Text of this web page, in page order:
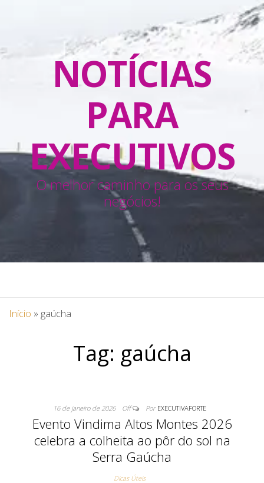
NOTÍCIAS
PARA
EXECUTIVOS
O melhor caminho para os seus
negócios!
Início » gaúcha
Tag: gaúcha
16 de janeiro de 2026 Off Por EXECUTIVAFORTE
Evento Vindima Altos Montes 2026
celebra a colheita ao pôr do sol na
Serra Gaúcha
Dicas Úteis